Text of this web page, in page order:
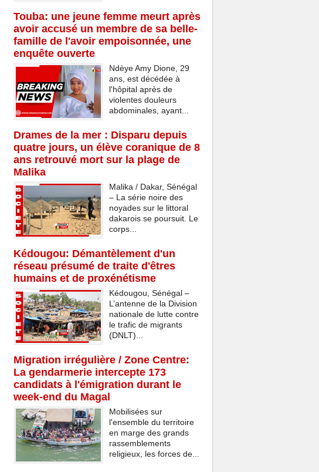
Touba: une jeune femme meurt après
avoir accusé un membre de sa belle-
famille de l'avoir empoisonnée, une
enquête ouverte
Ndèye Amy Dione, 29
ans, est décédée à
l'hôpital après de
violentes douleurs
abdominales, ayant...
Drames de la mer : Disparu depuis
quatre jours, un élève coranique de 8
ans retrouvé mort sur la plage de
Malika
Malika / Dakar, Sénégal
– La série noire des
noyades sur le littoral
dakarois se poursuit. Le
corps...
Kédougou: Démantèlement d'un
réseau présumé de traite d'êtres
humains et de proxénétisme
Kédougou, Sénégal –
L’antenne de la Division
nationale de lutte contre
le trafic de migrants
(DNLT)...
Migration irrégulière / Zone Centre:
La gendarmerie intercepte 173
candidats à l'émigration durant le
week-end du Magal
Mobilisées sur
l'ensemble du territoire
en marge des grands
rassemblements
religieux, les forces de...